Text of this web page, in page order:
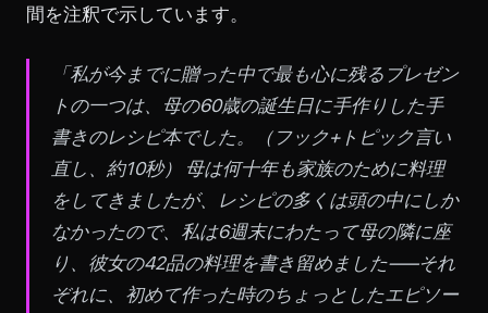
間を注釈で示しています。
「私が今までに贈った中で最も心に残るプレゼン
トの一つは、母の60歳の誕生日に手作りした手
書きのレシピ本でした。
（フック+トピック言い
直し、約10秒）
母は何十年も家族のために料理
をしてきましたが、レシピの多くは頭の中にしか
なかったので、私は6週末にわたって母の隣に座
り、彼女の42品の料理を書き留めました——それ
ぞれに、初めて作った時のちょっとしたエピソー